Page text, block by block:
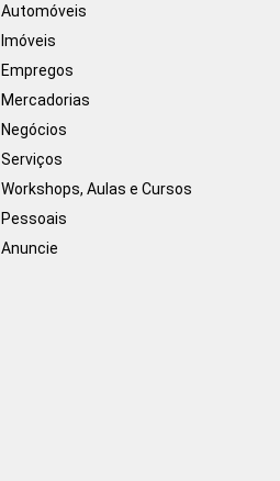
Automóveis
Imóveis
Empregos
Mercadorias
Negócios
Serviços
Workshops, Aulas e Cursos
Pessoais
Anuncie